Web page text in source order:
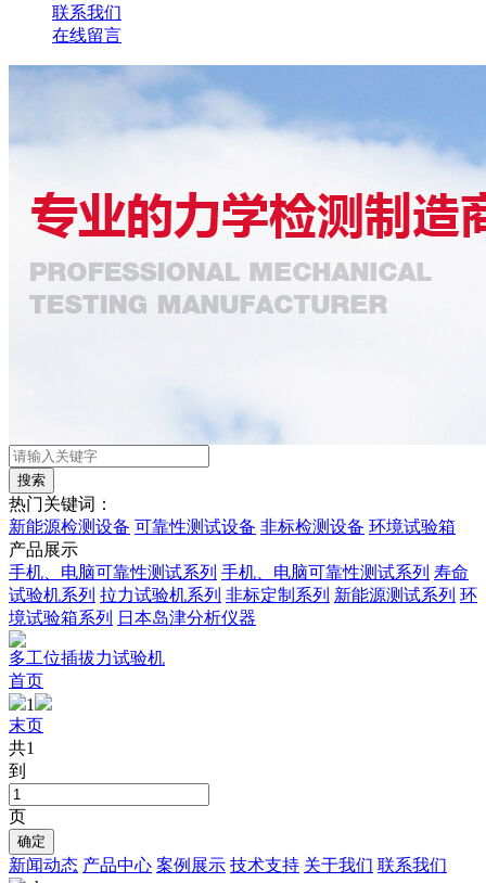
联系我们
在线留言
热门关键词：
新能源检测设备 可靠性测试设备 非标检测设备 环境试验箱
产品展示
手机、电脑可靠性测试系列 手机、电脑可靠性测试系列 寿命
试验机系列 拉力试验机系列 非标定制系列 新能源测试系列 环
境试验箱系列
日本岛津分析仪器
多工位插拔力试验机
首页
1
末页
共1
到
页
新闻动态 产品中心 案例展示 技术支持 关于我们 联系我们